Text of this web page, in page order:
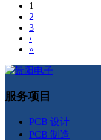
1
2
3
›
»
服务项目
PCB 设计
PCB 制造